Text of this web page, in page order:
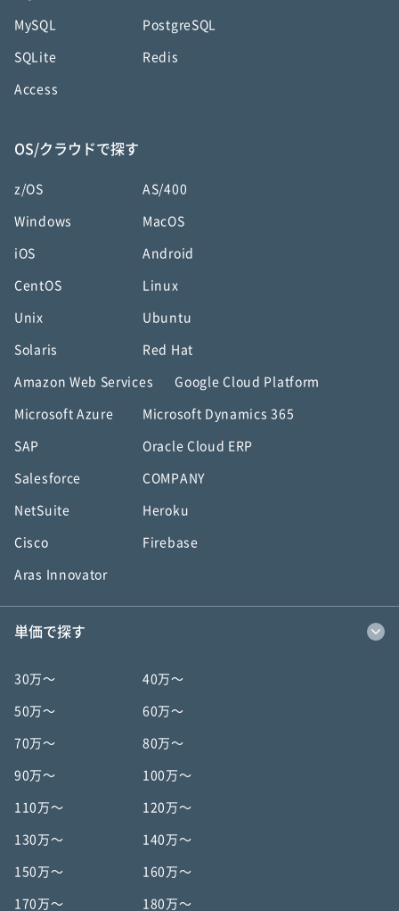
MySQL PostgreSQL
SQLite Redis
Access
OS/クラウドで探す
z/OS AS/400
Windows MacOS
iOS Android
CentOS Linux
Unix Ubuntu
Solaris Red Hat
Amazon Web Services Google Cloud Platform
Microsoft Azure Microsoft Dynamics 365
SAP Oracle Cloud ERP
Salesforce COMPANY
NetSuite Heroku
Cisco Firebase
Aras Innovator
単価で探す
30万〜 40万〜
50万〜 60万〜
70万〜 80万〜
90万〜 100万〜
110万〜 120万〜
130万〜 140万〜
150万〜 160万〜
170万〜 180万〜